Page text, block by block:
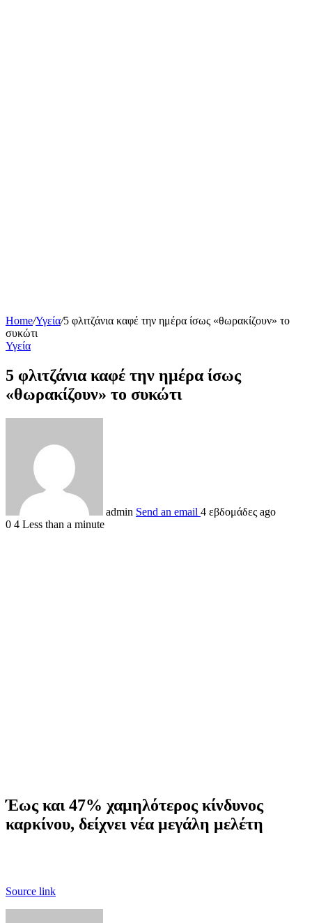
Home/Υγεία/5 φλιτζάνια καφέ την ημέρα ίσως «θωρακίζουν» το
συκώτι
Υγεία
5 φλιτζάνια καφέ την ημέρα ίσως
«θωρακίζουν» το συκώτι
admin Send an email 4 εβδομάδες ago
0 4 Less than a minute
Έως και 47% χαμηλότερος κίνδυνος
καρκίνου, δείχνει νέα μεγάλη μελέτη
Source link